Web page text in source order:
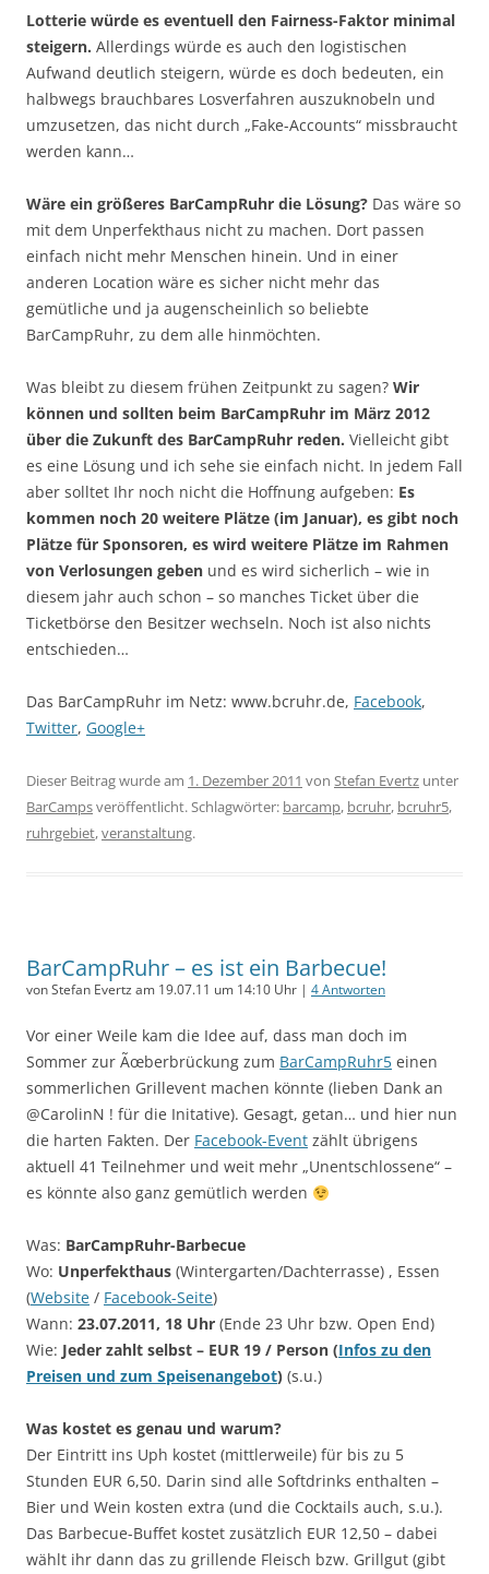
Lotterie würde es eventuell den Fairness-Faktor minimal
steigern. Allerdings würde es auch den logistischen
Aufwand deutlich steigern, würde es doch bedeuten, ein
halbwegs brauchbares Losverfahren auszuknobeln und
umzusetzen, das nicht durch „Fake-Accounts“ missbraucht
werden kann…
Wäre ein größeres BarCampRuhr die Lösung? Das wäre so
mit dem Unperfekthaus nicht zu machen. Dort passen
einfach nicht mehr Menschen hinein. Und in einer
anderen Location wäre es sicher nicht mehr das
gemütliche und ja augenscheinlich so beliebte
BarCampRuhr, zu dem alle hinmöchten.
Was bleibt zu diesem frühen Zeitpunkt zu sagen? Wir
können und sollten beim BarCampRuhr im März 2012
über die Zukunft des BarCampRuhr reden. Vielleicht gibt
es eine Lösung und ich sehe sie einfach nicht. In jedem Fall
aber solltet Ihr noch nicht die Hoffnung aufgeben: Es
kommen noch 20 weitere Plätze (im Januar), es gibt noch
Plätze für Sponsoren, es wird weitere Plätze im Rahmen
von Verlosungen geben und es wird sicherlich – wie in
diesem jahr auch schon – so manches Ticket über die
Ticketbörse den Besitzer wechseln. Noch ist also nichts
entschieden…
Das BarCampRuhr im Netz: www.bcruhr.de, Facebook,
Twitter, Google+
Dieser Beitrag wurde am 1. Dezember 2011 von Stefan Evertz unter
BarCampsveröffentlicht. Schlagwörter: barcamp, bcruhr, bcruhr5,
ruhrgebiet,veranstaltung.
BarCampRuhr – es ist ein Barbecue!
von Stefan Evertz am 19.07.11 um 14:10 Uhr | 4 Antworten
Vor einer Weile kam die Idee auf, dass man doch im
Sommer zur Ãœberbrückung zum BarCampRuhr5 einen
sommerlichen Grillevent machen könnte (lieben Dank an
@CarolinN ! für die Initative). Gesagt, getan… und hier nun
die harten Fakten. Der Facebook-Event zählt übrigens
aktuell 41 Teilnehmer und weit mehr „Unentschlossene“ –
es könnte also ganz gemütlich werden
Was: BarCampRuhr-Barbecue
Wo: Unperfekthaus (Wintergarten/Dachterrasse) , Essen
(Website / Facebook-Seite)
Wann: 23.07.2011, 18 Uhr (Ende 23 Uhr bzw. Open End)
Wie: Jeder zahlt selbst – EUR 19 / Person (Infos zu den
Preisen und zum Speisenangebot) (s.u.)
Was kostet es genau und warum?
Der Eintritt ins Uph kostet (mittlerweile) für bis zu 5
Stunden EUR 6,50. Darin sind alle Softdrinks enthalten –
Bier und Wein kosten extra (und die Cocktails auch, s.u.).
Das Barbecue-Buffet kostet zusätzlich EUR 12,50 – dabei
wählt ihr dann das zu grillende Fleisch bzw. Grillgut (gibt